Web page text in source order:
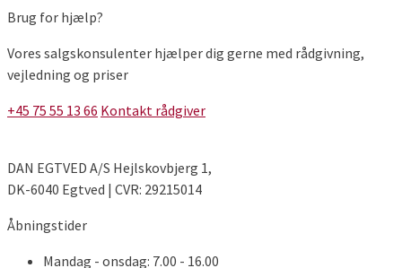
Brug for hjælp?
Vores salgskonsulenter hjælper dig gerne med rådgivning,
vejledning og priser
+45 75 55 13 66 Kontakt rådgiver
DAN EGTVED A/S Hejlskovbjerg 1,
DK-6040 Egtved | CVR: 29215014
Åbningstider
Mandag - onsdag: 7.00 - 16.00